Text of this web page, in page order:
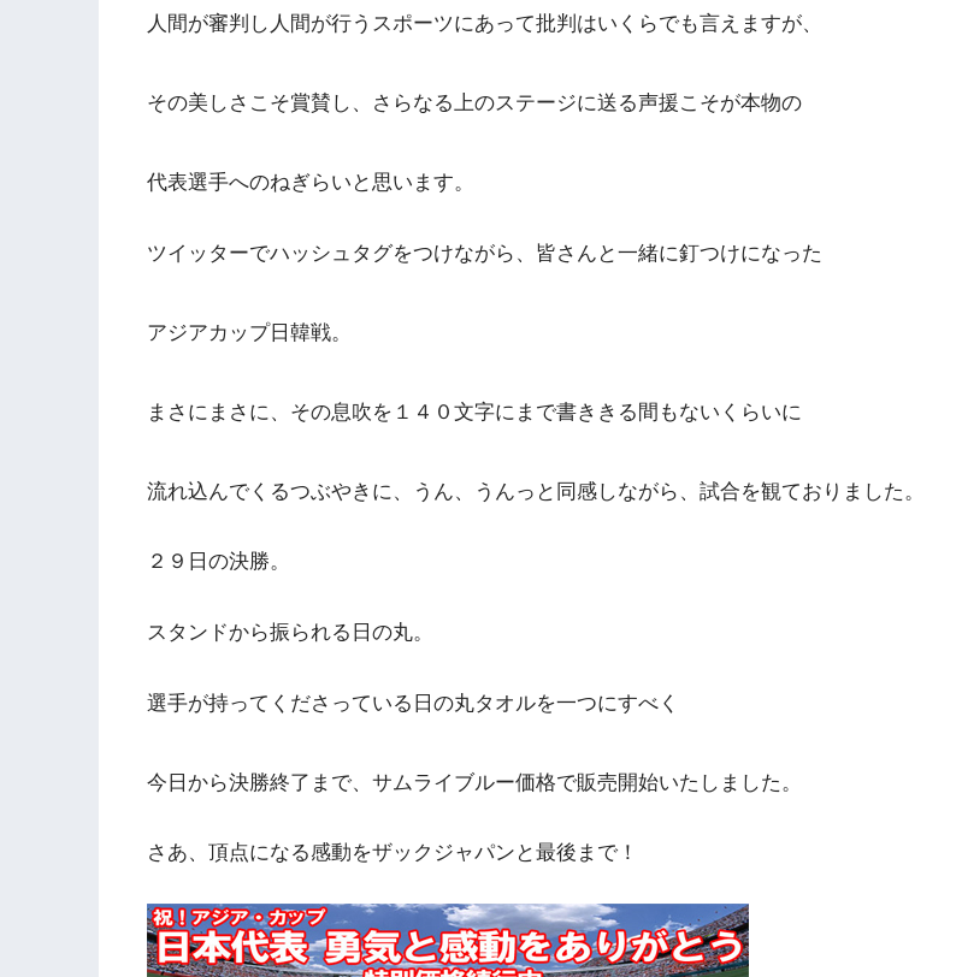
人間が審判し人間が行うスポーツにあって批判はいくらでも言えますが、
その美しさこそ賞賛し、さらなる上のステージに送る声援こそが本物の
代表選手へのねぎらいと思います。
ツイッターでハッシュタグをつけながら、皆さんと一緒に釘つけになった
アジアカップ日韓戦。
まさにまさに、その息吹を１４０文字にまで書ききる間もないくらいに
流れ込んでくるつぶやきに、うん、うんっと同感しながら、試合を観ておりました。
２９日の決勝。
スタンドから振られる日の丸。
選手が持ってくださっている日の丸タオルを一つにすべく
今日から決勝終了まで、サムライブルー価格で販売開始いたしました。
さあ、頂点になる感動をザックジャパンと最後まで！